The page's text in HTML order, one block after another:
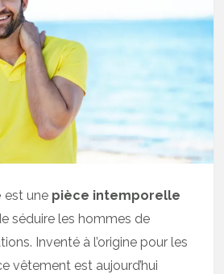
est une pièce intemporelle
séduire les hommes de
Inventé à l’origine pour les
vêtement est aujourd’hui